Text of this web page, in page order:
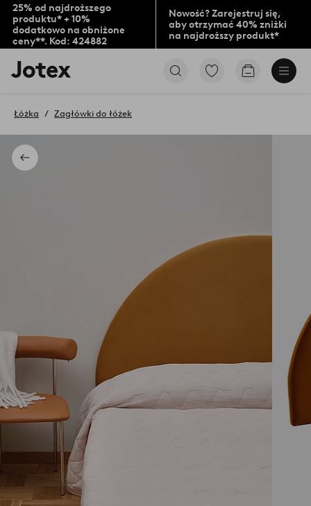
25% od najdroższego
produktu* + 10%
dodatkowo na obniżone
ceny**. Kod: 424882
Nowość? Zarejestruj się,
aby otrzymać 40% zniżki
na najdroższy produkt*
Logo
Jotex
na
stronę
PrzejdźPrzejdź
Powrót
Łóżka Zagłówki do łóżek